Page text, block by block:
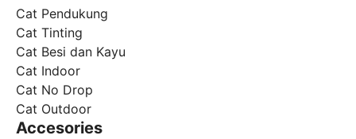
Cat Pendukung
Cat Tinting
Cat Besi dan Kayu
Cat Indoor
Cat No Drop
Cat Outdoor
Accesories